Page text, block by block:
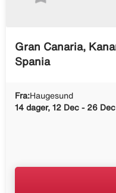
Gran Canaria,
Spania
Fra:Haugesund
14 dager, 12 Dec - 26 Dec